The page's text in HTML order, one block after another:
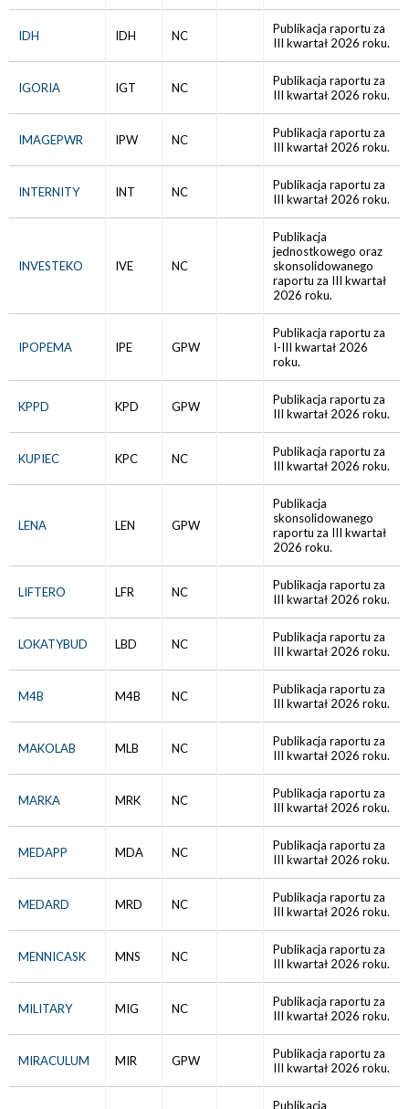
IDH IDH NC
Publikacja raportu za
III kwartał 2026 roku.
IGORIA IGT NC
Publikacja raportu za
III kwartał 2026 roku.
IMAGEPWR IPW NC
Publikacja raportu za
III kwartał 2026 roku.
INTERNITY INT NC
Publikacja raportu za
III kwartał 2026 roku.
INVESTEKO IVE NC
Publikacja
jednostkowego oraz
skonsolidowanego
raportu za III kwartał
2026 roku.
IPOPEMA IPE GPW
Publikacja raportu za
I-III kwartał 2026
roku.
KPPD KPD GPW
Publikacja raportu za
III kwartał 2026 roku.
KUPIEC KPC NC
Publikacja raportu za
III kwartał 2026 roku.
LENA LEN GPW
Publikacja
skonsolidowanego
raportu za III kwartał
2026 roku.
LIFTERO LFR NC
Publikacja raportu za
III kwartał 2026 roku.
LOKATYBUD LBD NC
Publikacja raportu za
III kwartał 2026 roku.
M4B M4B NC
Publikacja raportu za
III kwartał 2026 roku.
MAKOLAB MLB NC
Publikacja raportu za
III kwartał 2026 roku.
MARKA MRK NC
Publikacja raportu za
III kwartał 2026 roku.
MEDAPP MDA NC
Publikacja raportu za
III kwartał 2026 roku.
MEDARD MRD NC
Publikacja raportu za
III kwartał 2026 roku.
MENNICASK MNS NC
Publikacja raportu za
III kwartał 2026 roku.
MILITARY MIG NC
Publikacja raportu za
III kwartał 2026 roku.
MIRACULUM MIR GPW
Publikacja raportu za
III kwartał 2026 roku.
Publikacja